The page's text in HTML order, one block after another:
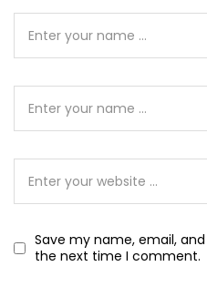
Save my name, email,
the next time I comment.